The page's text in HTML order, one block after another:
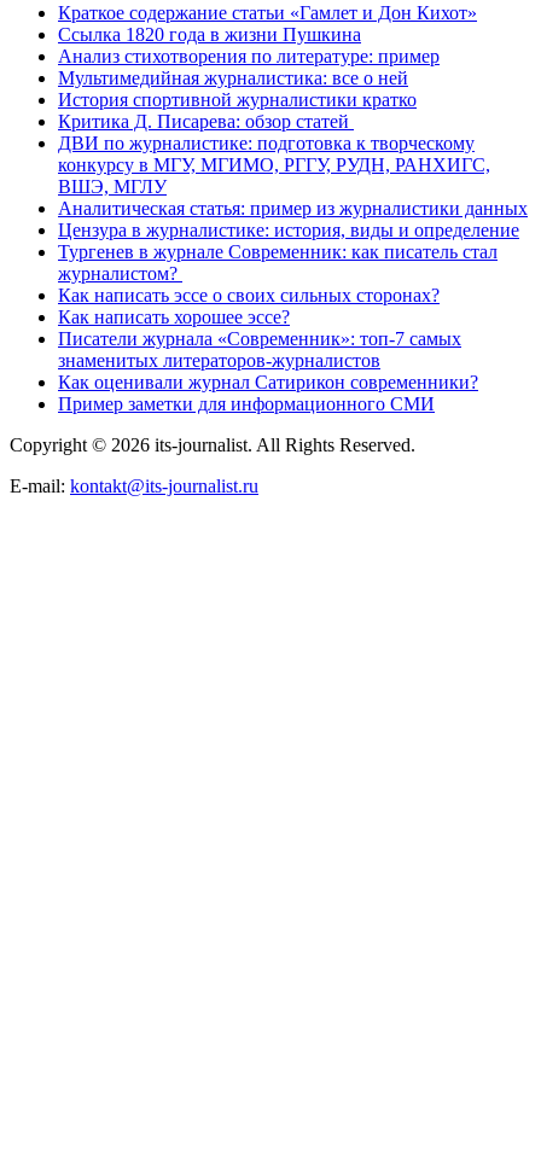
Краткое содержание статьи «Гамлет и Дон Кихот»
Ссылка 1820 года в жизни Пушкина
Анализ стихотворения по литературе: пример
Мультимедийная журналистика: все о ней
История спортивной журналистики кратко
Критика Д. Писарева: обзор статей
ДВИ по журналистике: подготовка к творческому
конкурсу в МГУ, МГИМО, РГГУ, РУДН, РАНХИГС,
ВШЭ, МГЛУ
Аналитическая статья: пример из журналистики данных
Цензура в журналистике: история, виды и определение
Тургенев в журнале Современник: как писатель стал
журналистом?
Как написать эссе о своих сильных сторонах?
Как написать хорошее эссе?
Писатели журнала «Современник»: топ-7 самых
знаменитых литераторов-журналистов
Как оценивали журнал Сатирикон современники?
Пример заметки для информационного СМИ
Copyright © 2026 its-journalist. All Rights Reserved.
E-mail: kontakt@its-journalist.ru